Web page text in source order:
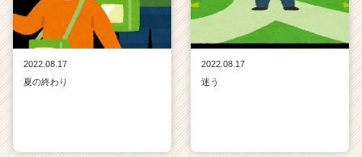
2022.08.17
夏の終わり
2022.08.17
迷う